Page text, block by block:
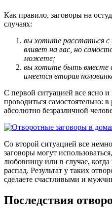
Как правило, заговоры на
случаях:
вы хотите расстаться с
влияет на вас, но
можете;
вы хотите быть вместе
имеется вторая
С первой ситуацией все ясно
проводиться самостоятельно: в
абсолютно безразличной
Со второй ситуацией все
заговоры могут
любовницу или в случае, когда
распад. Результат у таких
сделаете счастливыми и
Последствия